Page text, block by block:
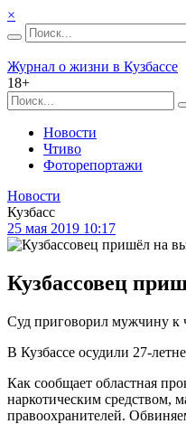
×
Журнал о жизни в Кузбассе
18+
Новости
Чтиво
Фоторепортажи
Новости
Кузбасс
25 мая 2019 10:17
Кузбассовец
Суд приговорил мужчину к
В Кузбассе осудили 27-
Как сообщает областная
наркотическим средством,
правоохранителей.